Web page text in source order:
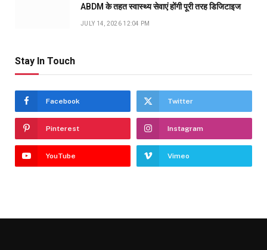
ABDM के तहत स्वास्थ्य सेवाएं होंगी पूरी तरह डिजिटाइज
JULY 14, 2026 12:04 PM
Stay In Touch
Facebook Twitter
Pinterest Instagram
YouTube Vimeo